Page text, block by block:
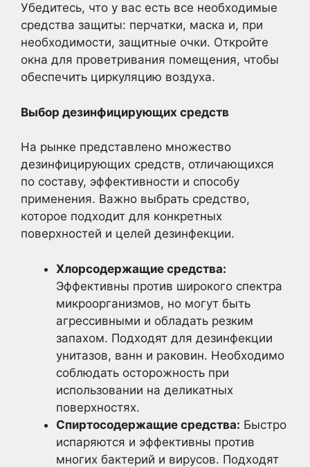
Убедитесь, что у вас есть все необходимые
средства защиты: перчатки, маска и, при
необходимости, защитные очки. Откройте
окна для проветривания помещения, чтобы
обеспечить циркуляцию воздуха.
Выбор дезинфицирующих средств
На рынке представлено множество
дезинфицирующих средств, отличающихся
по составу, эффективности и способу
применения. Важно выбрать средство,
которое подходит для конкретных
поверхностей и целей дезинфекции.
Хлорсодержащие средства:
Эффективны против широкого спектра
микроорганизмов, но могут быть
агрессивными и обладать резким
запахом. Подходят для дезинфекции
унитазов, ванн и раковин. Необходимо
соблюдать осторожность при
использовании на деликатных
поверхностях.
Спиртосодержащие средства: Быстро
испаряются и эффективны против
многих бактерий и вирусов. Подходят